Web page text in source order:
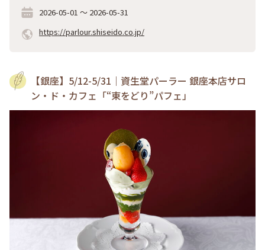
2026-05-01 ～ 2026-05-31
https://parlour.shiseido.co.jp/
【銀座】5/12-5/31｜資生堂パーラー 銀座本店サロ
ン・ド・カフェ「“東をどり”パフェ」